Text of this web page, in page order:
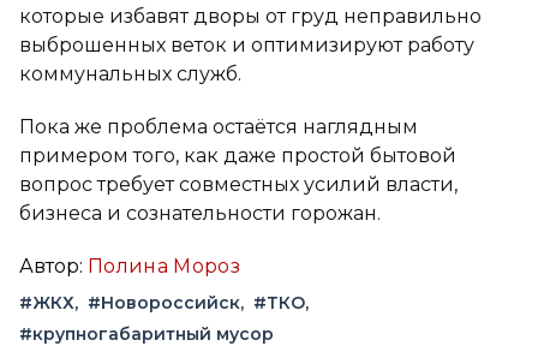
которые избавят дворы от груд неправильно
выброшенных веток и оптимизируют работу
коммунальных служб.
Пока же проблема остаётся наглядным
примером того, как даже простой бытовой
вопрос требует совместных усилий власти,
бизнеса и сознательности горожан.
Автор: Полина Мороз
#ЖКХ #Новороссийск
#ТКО
#крупногабаритный мусор